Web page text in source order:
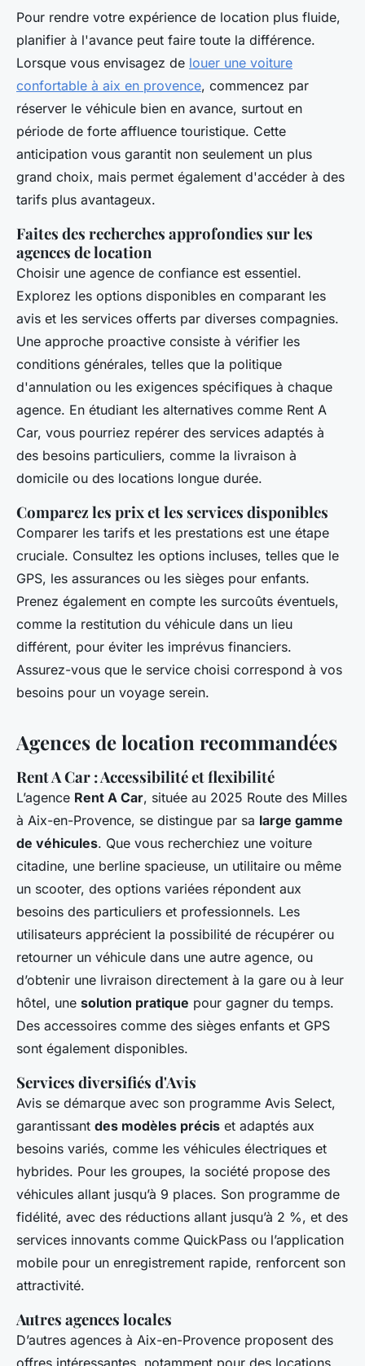
Pour rendre votre expérience de location plus fluide,
planifier à l'avance peut faire toute la différence.
Lorsque vous envisagez de louer une voiture
confortable à aix en provence, commencez par
réserver le véhicule bien en avance, surtout en
période de forte affluence touristique. Cette
anticipation vous garantit non seulement un plus
grand choix, mais permet également d'accéder à des
tarifs plus avantageux.
Faites des recherches approfondies sur les
agences de location
Choisir une agence de confiance est essentiel.
Explorez les options disponibles en comparant les
avis et les services offerts par diverses compagnies.
Une approche proactive consiste à vérifier les
conditions générales, telles que la politique
d'annulation ou les exigences spécifiques à chaque
agence. En étudiant les alternatives comme Rent A
Car, vous pourriez repérer des services adaptés à
des besoins particuliers, comme la livraison à
domicile ou des locations longue durée.
Comparez les prix et les services disponibles
Comparer les tarifs et les prestations est une étape
cruciale. Consultez les options incluses, telles que le
GPS, les assurances ou les sièges pour enfants.
Prenez également en compte les surcoûts éventuels,
comme la restitution du véhicule dans un lieu
différent, pour éviter les imprévus financiers.
Assurez-vous que le service choisi correspond à vos
besoins pour un voyage serein.
Agences de location recommandées
Rent A Car : Accessibilité et flexibilité
L’agence Rent A Car, située au 2025 Route des Milles
à Aix-en-Provence, se distingue par sa large gamme
de véhicules. Que vous recherchiez une voiture
citadine, une berline spacieuse, un utilitaire ou même
un scooter, des options variées répondent aux
besoins des particuliers et professionnels. Les
utilisateurs apprécient la possibilité de récupérer ou
retourner un véhicule dans une autre agence, ou
d’obtenir une livraison directement à la gare ou à leur
hôtel, une solution pratique pour gagner du temps.
Des accessoires comme des sièges enfants et GPS
sont également disponibles.
Services diversifiés d'Avis
Avis se démarque avec son programme Avis Select,
garantissant des modèles précis et adaptés aux
besoins variés, comme les véhicules électriques et
hybrides. Pour les groupes, la société propose des
véhicules allant jusqu’à 9 places. Son programme de
fidélité, avec des réductions allant jusqu’à 2 %, et des
services innovants comme QuickPass ou l’application
mobile pour un enregistrement rapide, renforcent son
attractivité.
Autres agences locales
D’autres agences à Aix-en-Provence proposent des